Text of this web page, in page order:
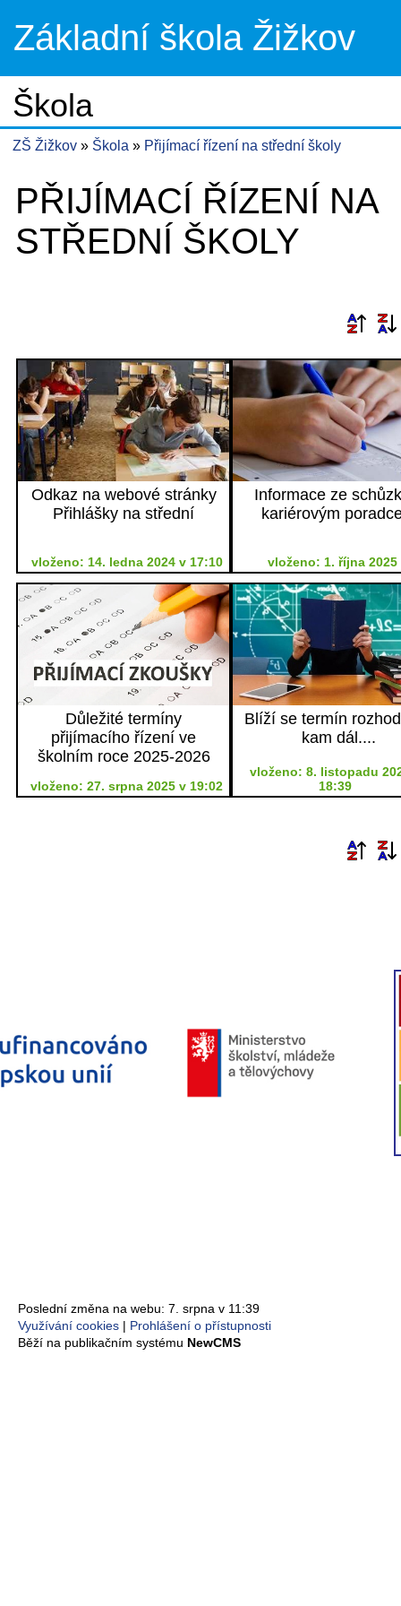
Základní škola Žižkov
Škola
ZŠ Žižkov Škola Přijímací řízení na střední školy
PŘIJÍMACÍ ŘÍZENÍ NA
STŘEDNÍ ŠKOLY
Odkaz na webové stránky
Přihlášky na střední
vloženo: 14. ledna 2024 v 17:10
Informace ze
kariérovým
vloženo: 1. října 2025
Důležité termíny
přijímacího řízení ve
školním roce 2025-2026
vloženo: 27. srpna 2025 v 19:02
Blíží se termín
kam dál....
vloženo: 8. listopadu
18:39
Poslední změna na webu: 7. srpna v 11:39
Využívání cookies
Prohlášení o přístupnosti
Běží na publikačním systému NewCMS